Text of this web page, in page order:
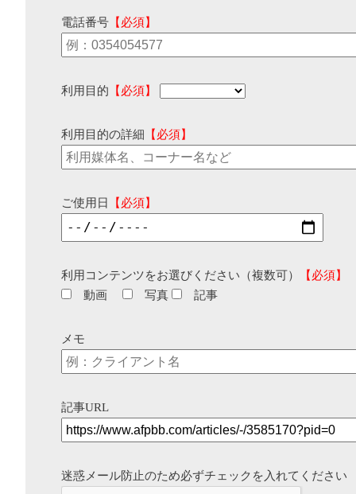
電話番号 【必須】
利用目的 【必須】
利用目的の詳細 【必須】
ご使用日 【必須】
利用コンテンツをお選びください（複数可）
【必須】
動画
写真 記事
メモ
記事URL
迷惑メール防止のため必ずチェックを入れてください